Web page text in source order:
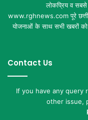
लोकप्रिय व सबसे
www.rghnews.com पूरे
योजनाओं के साथ सभी खबरों को
Contact Us
If you have any query
other issue,